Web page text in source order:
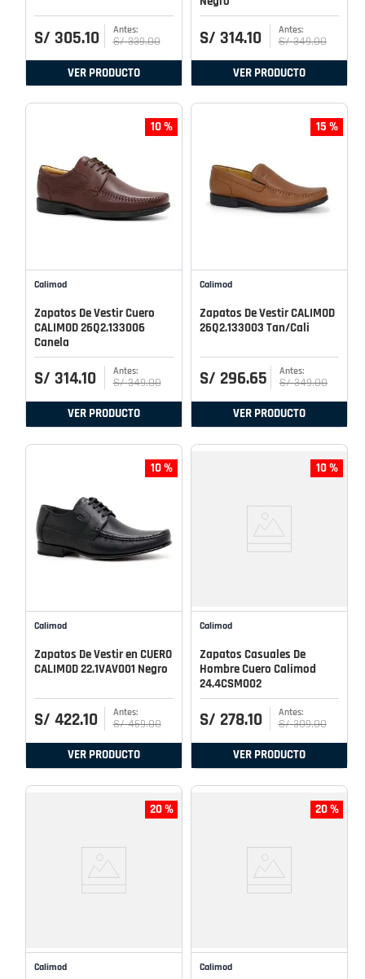
S/ 305.10 S/ 339.00
VER PRODUCTO
S/ 314.10 S/ 349.00
VER PRODUCTO
10 %
Calimod
Zapatos De Vestir Cuero
CALIMOD 26Q2.133006
Canela
S/ 314.10 S/ 349.00
VER PRODUCTO
15 %
Calimod
Zapatos De Vestir CALIMOD
26Q2.133003 Tan/Cali
S/ 296.65 S/ 349.00
VER PRODUCTO
10 %
Calimod
Zapatos De Vestir en CUERO
CALIMOD 22.1VAV001 Negro
S/ 422.10 S/ 469.00
VER PRODUCTO
10 %
Calimod
Zapatos Casuales De
Hombre Cuero Calimod
24.4CSM002
S/ 278.10 S/ 309.00
VER PRODUCTO
20 %
Calimod
20 %
Calimod